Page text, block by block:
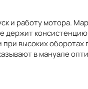
и работу мотора.
держит
высоких
в мануале